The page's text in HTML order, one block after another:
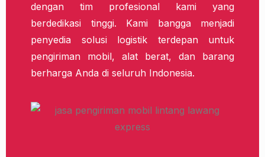
dengan tim profesional kami yang
berdedikasi tinggi. Kami bangga menjadi
penyedia solusi logistik terdepan untuk
pengiriman mobil, alat berat, dan barang
berharga Anda di seluruh Indonesia.